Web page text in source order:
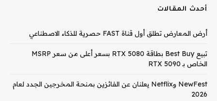
أحدث المقالات
أرض المعارض تطلق أول قناة FAST حصرية للذكاء الاصطناعي
تبيع Best Buy بطاقة RTX 5080 بسعر أعلى من سعر MSRP
الخاص بـ RTX 5090
NewFest وNetflix يعلنان عن الفائزين بمنحة المخرجين الجدد لعام
2026